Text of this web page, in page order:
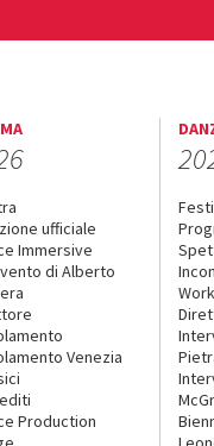
ufficiale
Immersive
di Alberto
Venezia
Production